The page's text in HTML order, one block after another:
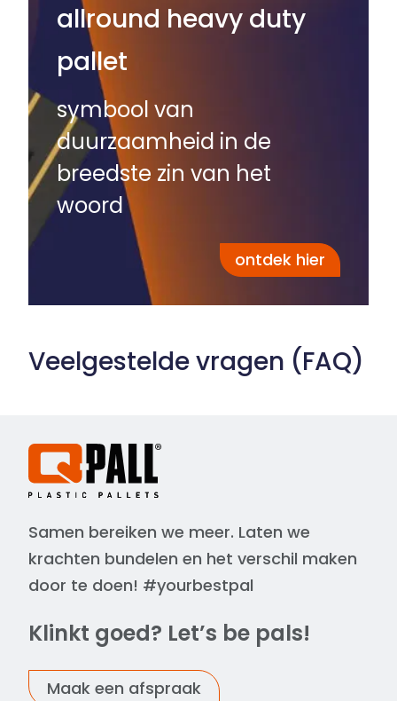
allround heavy duty
pallet
symbool van
duurzaamheid in de
breedste zin van het
woord
ontdek hier
Veelgestelde vragen (FAQ)
Samen bereiken we meer. Laten we
krachten bundelen en het verschil maken
door te doen! #yourbestpal
Klinkt goed? Let’s be pals!
Maak een afspraak